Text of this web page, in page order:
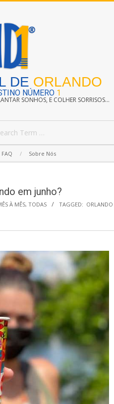
DE ORLANDO
NÚMERO 1
SONHOS, E COLHER SORRISOS...
FAQ Sobre Nós
em junho?
À MÊS, TODAS TAGGED: ORLANDO